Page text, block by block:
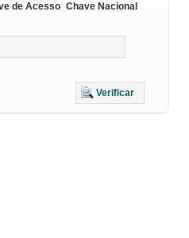
de Acesso Chave Nacional
Verificar